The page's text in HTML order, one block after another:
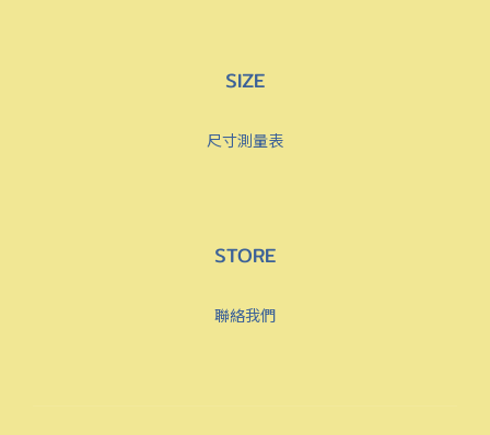
SIZE
尺寸測量表
STORE
聯絡我們